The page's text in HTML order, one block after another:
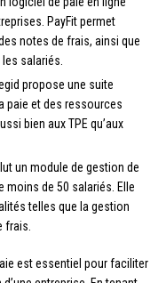
PayFit permet
notes de frais, ainsi que
les salariés.
propose une suite
paie et des ressources
bien aux TPE qu’aux
un module de gestion de
moins de 50 salariés. Elle
telles que la gestion
frais.
est essentiel pour faciliter